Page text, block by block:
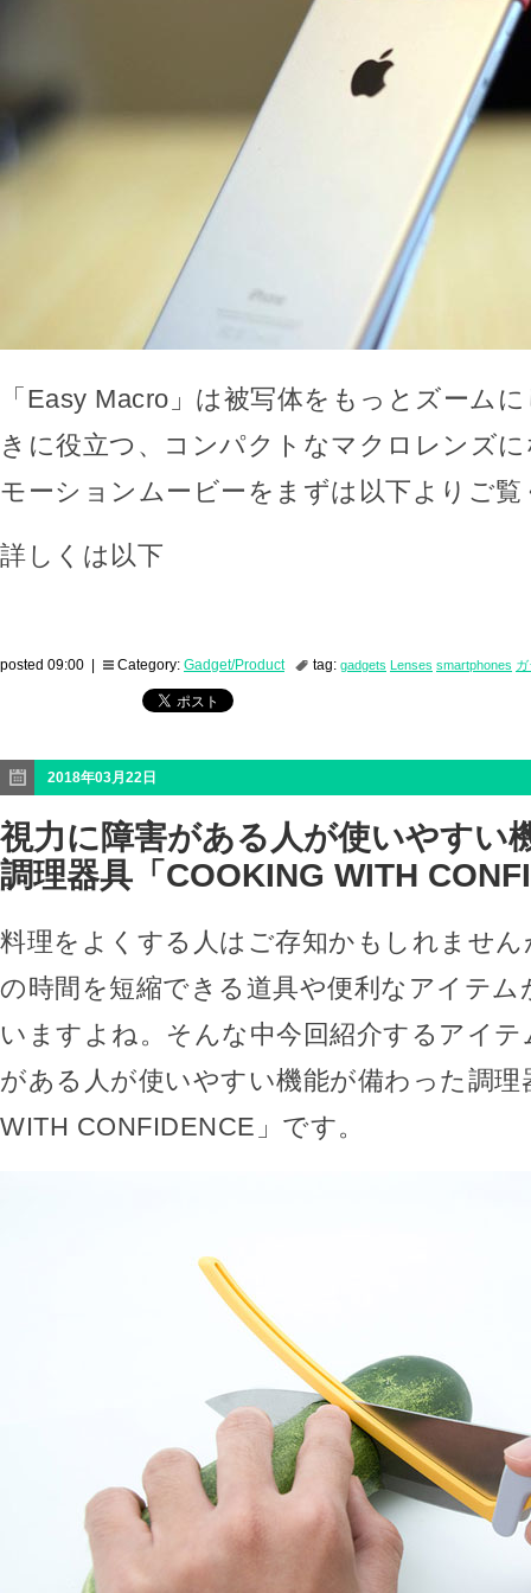
「Easy Macro」は被写体をもっとズーム
きに役立つ、コンパクトなマクロレンズ
モーションムービーをまずは以下よりご
詳しくは以下
posted 09:00 | Category: Gadget/Product tag: gadgets Lenses smartphones
2018年03月22日
視力に障害がある人が使いやすい
調理器具「COOKING WITH
料理をよくする人はご存知かもしれませ
の時間を短縮できる道具や便利なアイテ
いますよね。そんな中今回紹介するアイテ
がある人が使いやすい機能が備わった調理
WITH CONFIDENCE」です。